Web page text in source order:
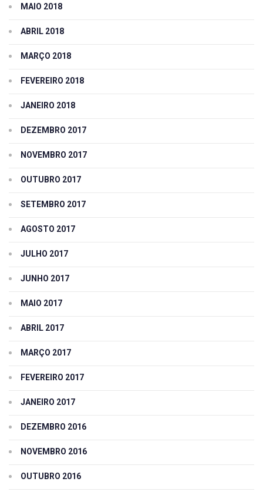
MAIO 2018
ABRIL 2018
MARÇO 2018
FEVEREIRO 2018
JANEIRO 2018
DEZEMBRO 2017
NOVEMBRO 2017
OUTUBRO 2017
SETEMBRO 2017
AGOSTO 2017
JULHO 2017
JUNHO 2017
MAIO 2017
ABRIL 2017
MARÇO 2017
FEVEREIRO 2017
JANEIRO 2017
DEZEMBRO 2016
NOVEMBRO 2016
OUTUBRO 2016